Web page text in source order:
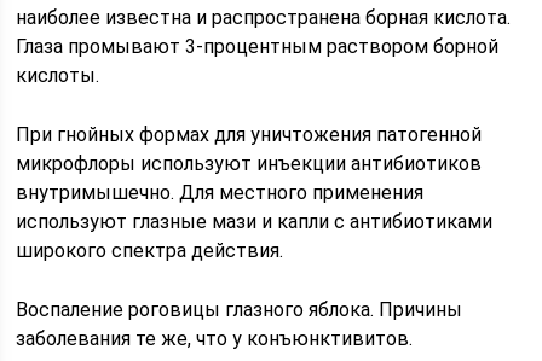
наиболее известна и распространена борная кислота.
Глаза промывают 3-процентным раствором борной
кислоты.
При гнойных формах для уничтожения патогенной
микрофлоры используют инъекции антибиотиков
внутримышечно. Для местного применения
используют глазные мази и капли с антибиотиками
широкого спектра действия.
Воспаление роговицы глазного яблока. Причины
заболевания те же, что у конъюнктивитов.